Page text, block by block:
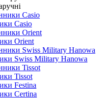
Casio
Orient
Swiss Military Hanowa
Tissot
Festina
Certina